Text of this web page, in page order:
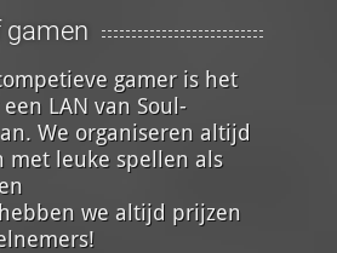
gamen
gamer is het
LAN van Soul-
We organiseren altijd
met leuke spellen als
we altijd prijzen